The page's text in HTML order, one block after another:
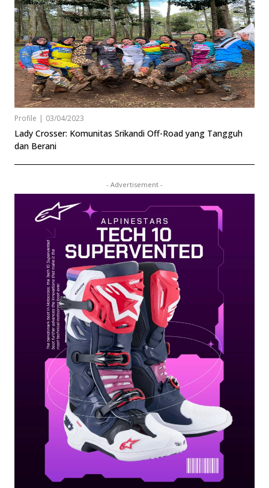
Profile | 03/04/2023
Lady Crosser: Komunitas Srikandi Off-Road yang Tangguh
dan Berani
- Advertisement -